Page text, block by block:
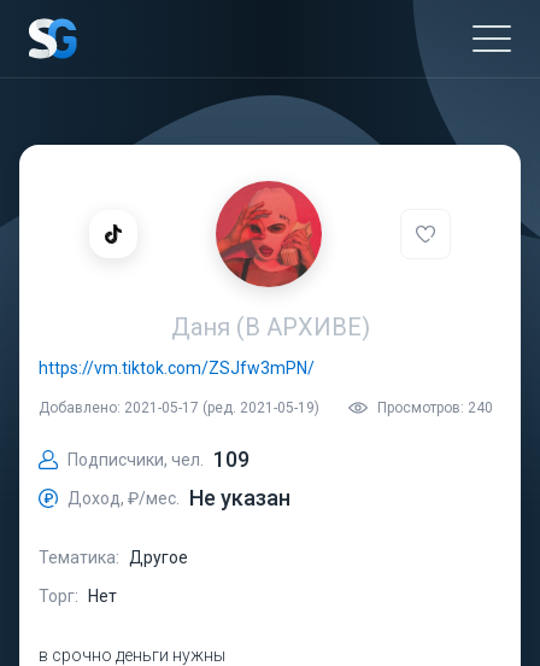
Даня (В АРХИВЕ)
https://vm.tiktok.com/ZSJfw3mPN/
Добавлено: 2021-05-17 (ред. 2021-05-19) Просмотров: 240
Подписчики, чел. 109
Доход, ₽/мес. Не указан
Тематика:
Другое
Торг:
Нет
в срочно деньги нужны